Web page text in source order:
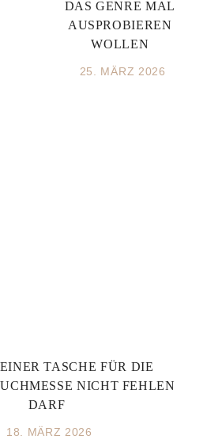
DAS GENRE MAL
AUSPROBIEREN
WOLLEN
25. MÄRZ 2026
TASCHE FÜR DIE
NICHT FEHLEN
DARF
18. MÄRZ 2026